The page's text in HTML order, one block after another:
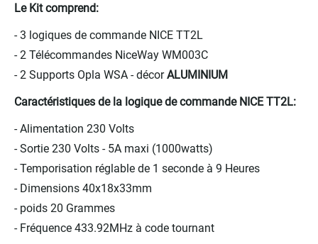
Le Kit comprend:
- 3 logiques de commande NICE TT2L
- 2 Télécommandes NiceWay WM003C
- 2 Supports Opla WSA - décorALUMINIUM
Caractéristiques de la logique de commande NICE TT2L:
- Alimentation 230 Volts
- Sortie 230 Volts - 5A maxi (1000watts)
- Temporisation réglable de 1 seconde à 9 Heures
- Dimensions 40x18x33mm
- poids 20 Grammes
- Fréquence 433.92MHz à code tournant